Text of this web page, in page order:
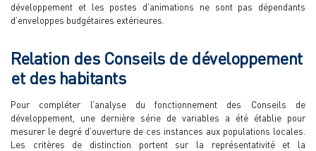
développement et les postes d’animations ne sont pas dépendants
d’enveloppes budgétaires extérieures.
Relation des Conseils de développement
et des habitants
Pour compléter l’analyse du fonctionnement des Conseils de
développement, une dernière série de variables a été établie pour
mesurer le degré d’ouverture de ces instances aux populations locales.
Les critères de distinction portent sur la représentativité et la